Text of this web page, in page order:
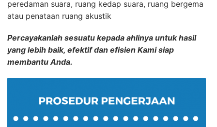
peredaman suara, ruang kedap suara, ruang bergema
atau penataan ruang akustik
Percayakanlah sesuatu kepada ahlinya untuk hasil
yang lebih baik, efektif dan efisien Kami siap
membantu Anda.